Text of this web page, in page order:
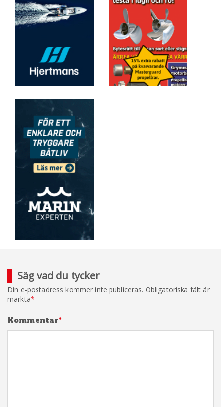
Säg vad du tycker
Din e-postadress kommer inte publiceras. Obligatoriska fält är
märkta*
Kommentar*